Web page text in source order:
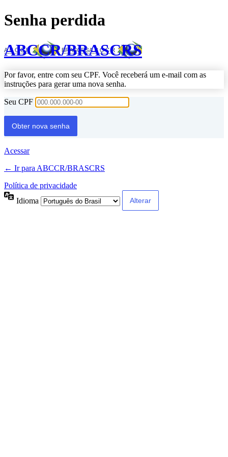
Senha perdida
ABCCR/BRASCRS
Por favor, entre com seu CPF. Você receberá um e-mail com as
instruções para gerar uma nova senha.
Seu CPF
Acessar
← Ir para ABCCR/BRASCRS
Política de privacidade
Idioma